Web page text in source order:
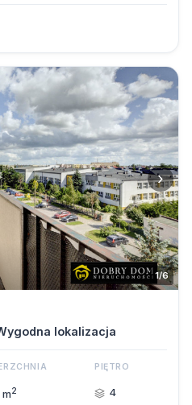
›
1/6
lokalizacja
2
PIĘTRO
4